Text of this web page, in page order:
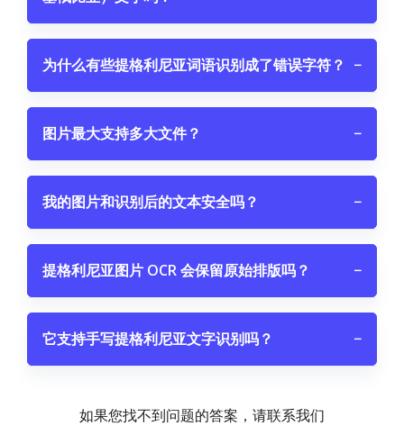
为什么有些提格利尼亚词语识别成了错误字符？ −
图片最大支持多大文件？ −
我的图片和识别后的文本安全吗？ −
提格利尼亚图片 OCR 会保留原始排版吗？ −
它支持手写提格利尼亚文字识别吗？ −
如果您找不到问题的答案，请联系我们